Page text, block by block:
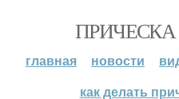
главная новости
как делать